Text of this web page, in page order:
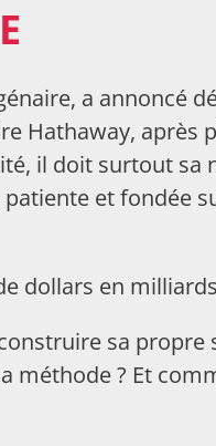
a annoncé
Hathaway, après
il doit surtout sa
patiente et fondée
dollars en
sa propre
méthode ? Et